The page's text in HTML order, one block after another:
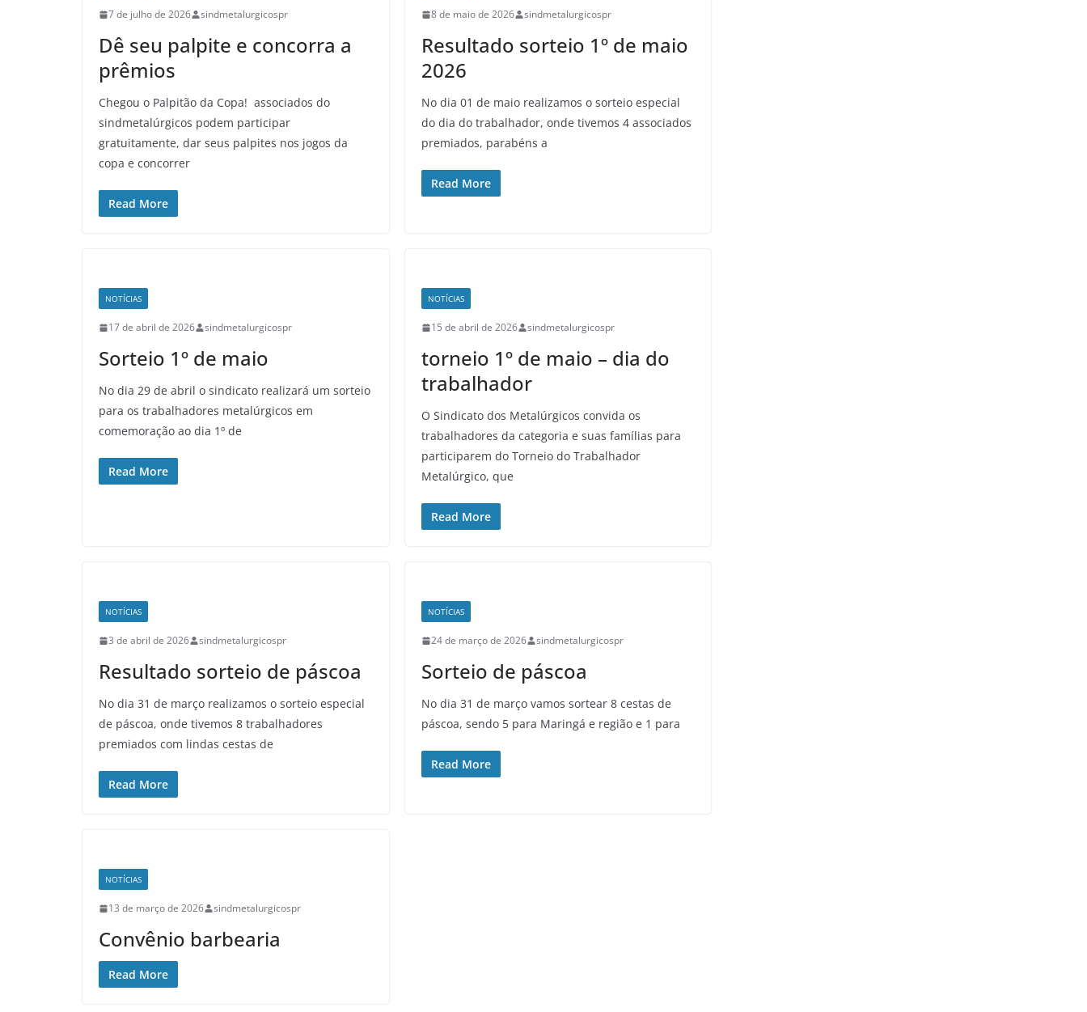
7 de julho de 2026 sindmetalurgicospr
Dê seu palpite e concorra a
prêmios
Chegou o Palpitão da Copa! associados do
sindmetalúrgicos podem participar
gratuitamente, dar seus palpites nos jogos da
copa e concorrer
Read More
8 de maio de 2026 sindmetalurgicospr
Resultado sorteio 1º de maio
2026
No dia 01 de maio realizamos o sorteio especial
do dia do trabalhador, onde tivemos 4 associados
premiados, parabéns a
Read More
NOTÍCIAS
17 de abril de 2026 sindmetalurgicospr
Sorteio 1º de maio
No dia 29 de abril o sindicato realizará um sorteio
para os trabalhadores metalúrgicos em
comemoração ao dia 1º de
Read More
NOTÍCIAS
15 de abril de 2026 sindmetalurgicospr
torneio 1º de maio – dia do
trabalhador
O Sindicato dos Metalúrgicos convida os
trabalhadores da categoria e suas famílias para
participarem do Torneio do Trabalhador
Metalúrgico, que
Read More
NOTÍCIAS
3 de abril de 2026 sindmetalurgicospr
Resultado sorteio de páscoa
No dia 31 de março realizamos o sorteio especial
de páscoa, onde tivemos 8 trabalhadores
premiados com lindas cestas de
Read More
NOTÍCIAS
24 de março de 2026 sindmetalurgicospr
Sorteio de páscoa
No dia 31 de março vamos sortear 8 cestas de
páscoa, sendo 5 para Maringá e região e 1 para
Read More
NOTÍCIAS
13 de março de 2026 sindmetalurgicospr
Convênio barbearia
Read More